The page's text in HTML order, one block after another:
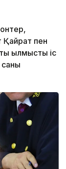
Қайрат пен
қылмыстық іс